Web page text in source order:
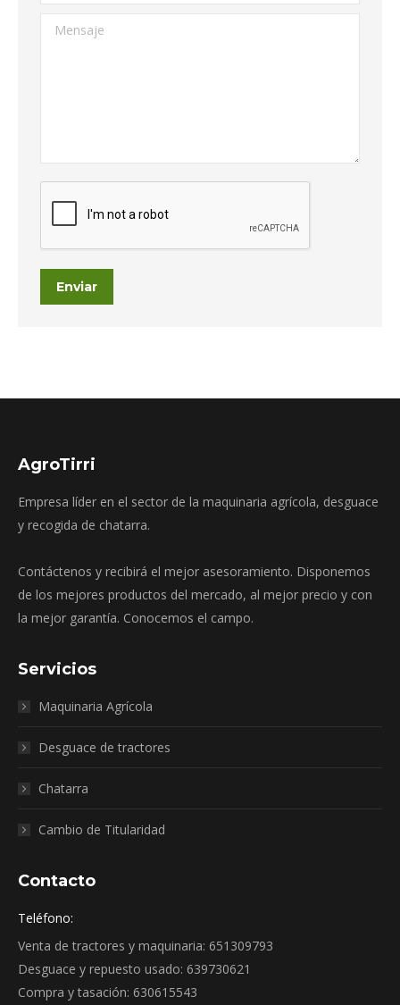
Mensaje
Enviar
AgroTirri
Empresa líder en el sector de la maquinaria agrícola, desguace
y recogida de chatarra.
Contáctenos y recibirá el mejor asesoramiento. Disponemos
de los mejores productos del mercado, al mejor precio y con
la mejor garantía. Conocemos el campo.
Servicios
Maquinaria Agrícola
Desguace de tractores
Chatarra
Cambio de Titularidad
Contacto
Teléfono:
Venta de tractores y maquinaria: 651309793
Desguace y repuesto usado: 639730621
Compra y tasación: 630615543